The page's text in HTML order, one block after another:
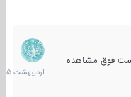
فوق مشاهده
27
1405